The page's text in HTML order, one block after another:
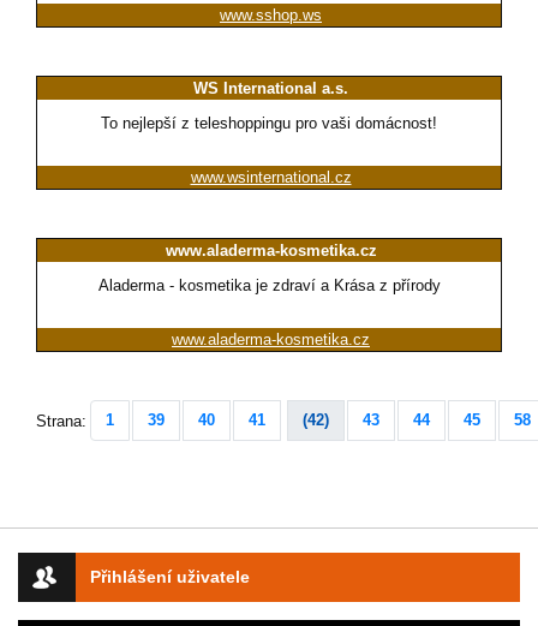
Přihlášení uživatele
www.sshop.ws
WS International a.s.
To nejlepší z teleshoppingu pro vaši domácnost!
www.wsinternational.cz
www.aladerma-kosmetika.cz
Aladerma - kosmetika je zdraví a Krása z přírody
www.aladerma-kosmetika.cz
Strana: 1 39 40 41 (42) 43 44 45 58